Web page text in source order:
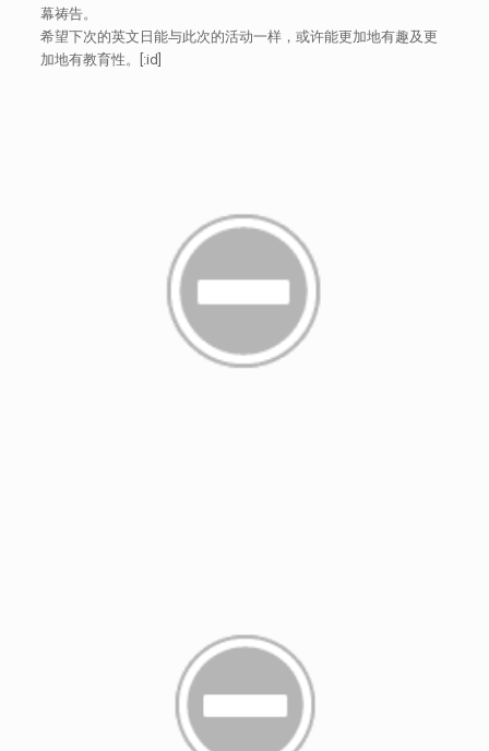
幕祷告。
希望下次的英文日能与此次的活动一样，或许能更加地有趣及更
加地有教育性。[:id]